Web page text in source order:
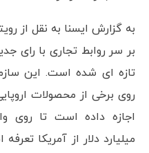
به گزارش ایسنا به نقل از
بر سر روابط تجاری با رای
تازه ای شده است. این
روی برخی از محصولات
اجازه داده است تا روی
میلیارد دلار از آمریکا